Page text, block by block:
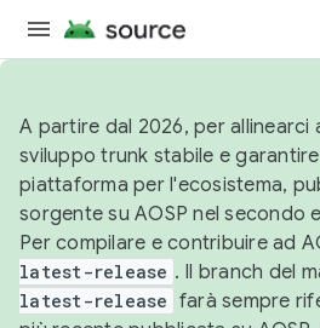
A partire dal 2026, per allinearci
sviluppo trunk stabile e
piattaforma per l'ecosistema,
sorgente su AOSP nel secondo
Per compilare e contribuire ad
latest-release . Il branch del
latest-release farà sempre